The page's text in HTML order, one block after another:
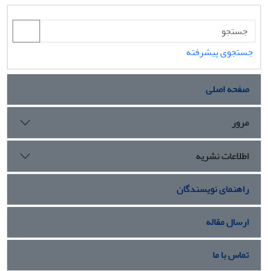
جستجوی پیشرفته
صفحه اصلی
مرور
اطلاعات نشریه
راهنمای نویسندگان
ارسال مقاله
تماس با ما